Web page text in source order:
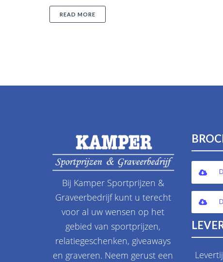
READ MORE
Bij Kamper Sportprijzen &
Graveerbedrijf kunt u terecht
voor al uw wensen op het
gebied van sportprijzen,
relatiegeschenken, giveaways
en graveren. Neem gerust een